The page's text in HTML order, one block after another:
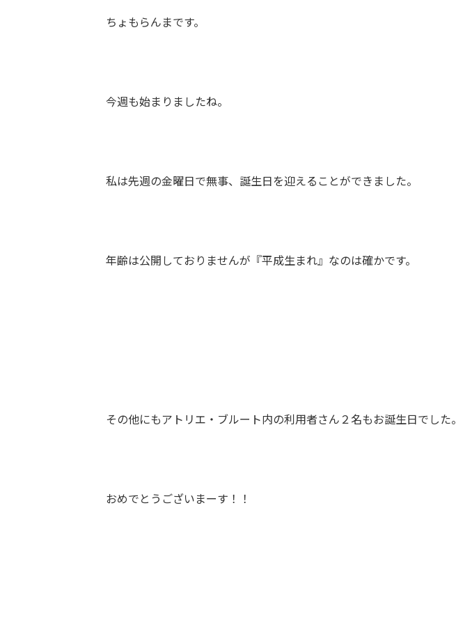
ちょもらんまです。
今週も始まりましたね。
私は先週の金曜日で無事、誕生日を迎えることができました。
年齢は公開しておりませんが『平成生まれ』なのは確かです。
その他にもアトリエ・ブルート内の利用者さん２名もお誕生日でした。
おめでとうございまーす！！